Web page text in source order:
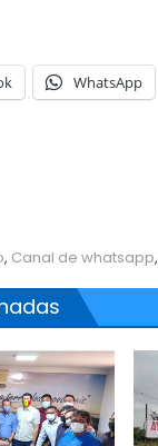
WhatsApp
, Canal de whatsapp,